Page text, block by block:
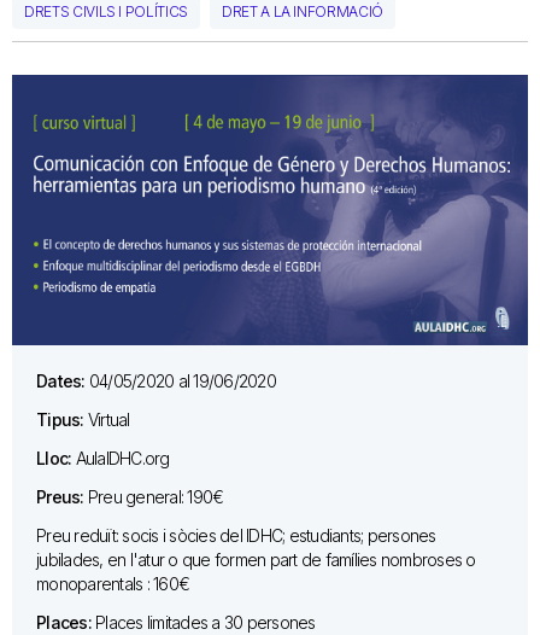
DRETS CIVILS I POLÍTICS DRET A LA INFORMACIÓ
Dates: 04/05/2020 al 19/06/2020
Tipus: Virtual
Lloc: AulaIDHC.org
Preus: Preu general: 190€
Preu reduït: socis i sòcies del IDHC; estudiants; persones
jubilades, en l'atur o que formen part de famílies nombroses o
monoparentals : 160€
Places: Places limitades a 30 persones